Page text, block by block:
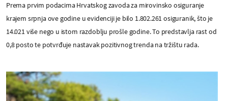
Prema prvim podacima Hrvatskog zavoda za mirovinsko osiguranje
krajem srpnja ove godine u evidenciji je bilo 1.802.261 osiguranik, što je
14.021 više nego u istom razdoblju prošle godine. To predstavlja rast od
0,8 posto te potvrđuje nastavak pozitivnog trenda na tržištu rada.